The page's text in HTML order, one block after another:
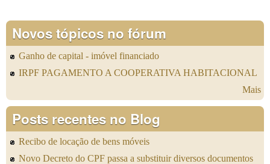
Novos tópicos no fórum
Ganho de capital - imóvel financiado
IRPF PAGAMENTO A COOPERATIVA HABITACIONAL
Mais
Posts recentes no Blog
Recibo de locação de bens móveis
Novo Decreto do CPF passa a substituir diversos documentos